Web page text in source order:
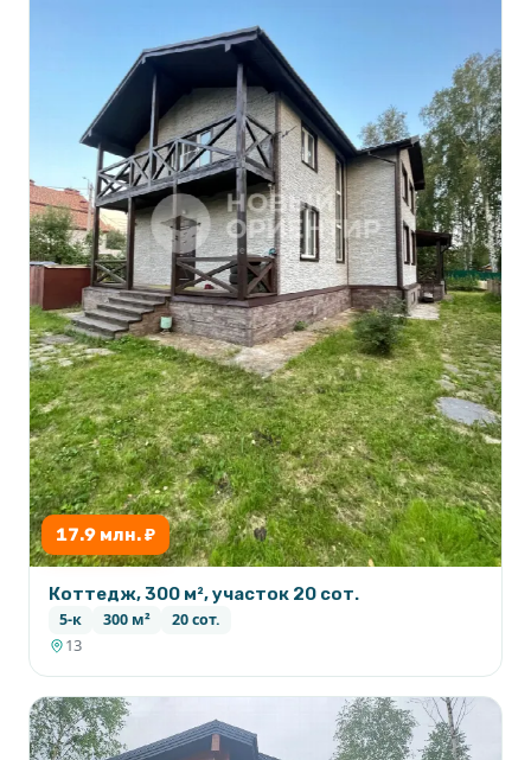
17.9 млн. ₽
Коттедж, 300 м², участок 20 сот.
5-к 300 м² 20 сот.
13